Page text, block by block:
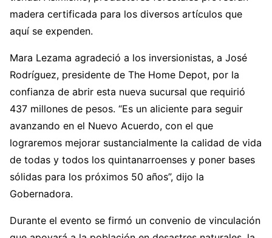
madera certificada para los diversos artículos que
aquí se expenden.
Mara Lezama agradeció a los inversionistas, a José
Rodríguez, presidente de The Home Depot, por la
confianza de abrir esta nueva sucursal que requirió
437 millones de pesos. “Es un aliciente para seguir
avanzando en el Nuevo Acuerdo, con el que
lograremos mejorar sustancialmente la calidad de vida
de todas y todos los quintanarroenses y poner bases
sólidas para los próximos 50 años”, dijo la
Gobernadora.
Durante el evento se firmó un convenio de vinculación